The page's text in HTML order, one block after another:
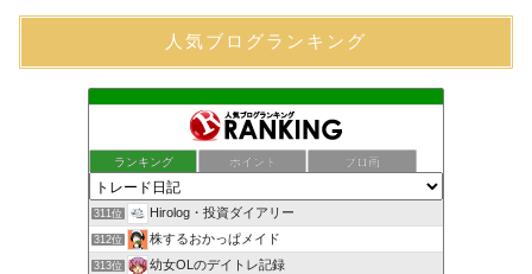
人気ブログランキング
ランキング ポイント ブロ画
311位 Hirolog・投資ダイアリー
312位 株するおかっぱメイド
313位 幼女OLのデイトレ記録